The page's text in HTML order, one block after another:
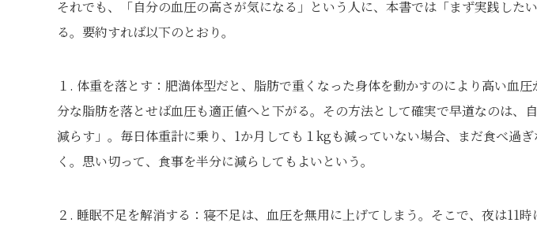
それでも、「自分の血圧の高さが気になる」という人に、本書では「まず実践した
る。要約すれば以下のとおり。
１. 体重を落とす：肥満体型だと、脂肪で重くなった身体を動かすのにより高い血
分な脂肪を落とせば血圧も適正値へと下がる。その方法として確実で早道なのは、
減らす」。毎日体重計に乗り、1か月しても１kgも減っていない場合、まだ食べ過
く。思い切って、食事を半分に減らしてもよいという。
２. 睡眠不足を解消する：寝不足は、血圧を無用に上げてしまう。そこで、夜は11